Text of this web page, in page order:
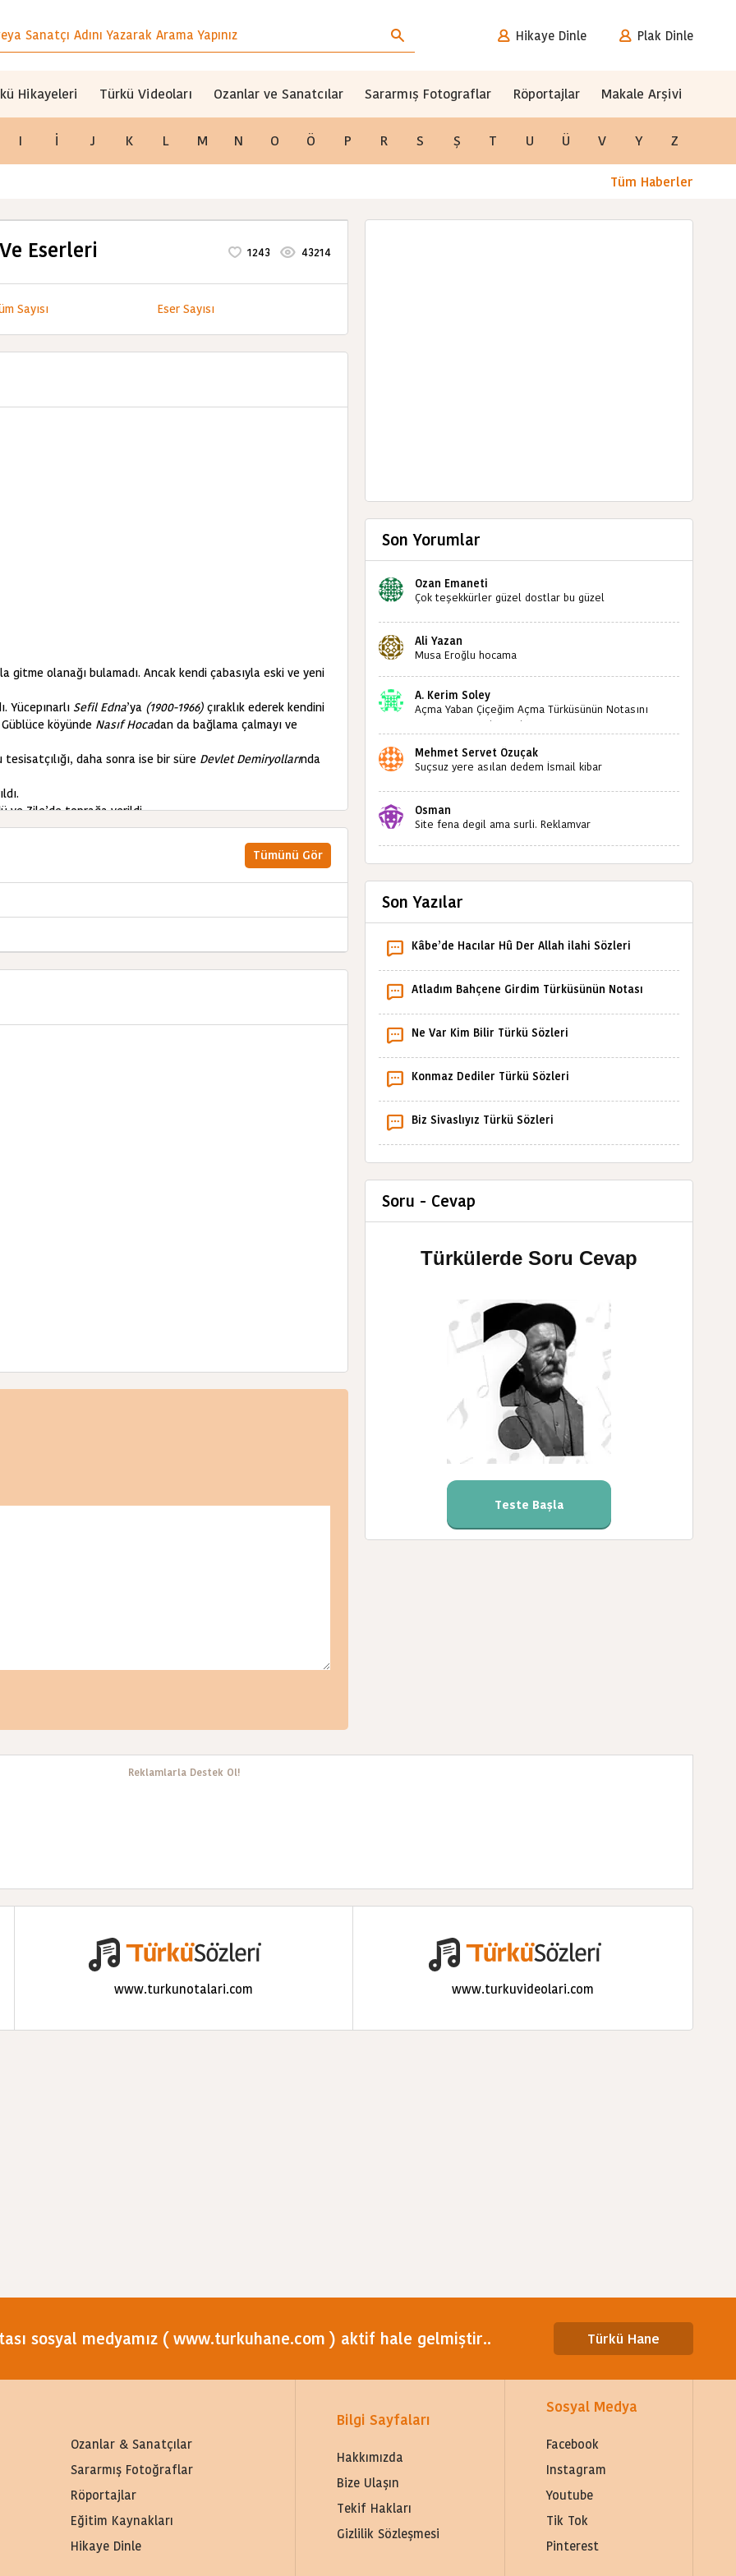
Hikaye Dinle Plak Dinle
Hikayeleri Türkü Videoları Ozanlar ve Sanatcılar Sararmış Fotograflar Röportajlar Makale Arşivi
I İ J K L M N O Ö P R S Ş T U Ü V Y Z
Tüm Haberler
Eserleri 1243 43214
Sayısı Eser Sayısı
gitme olanağı bulamadı. Ancak kendi çabasıyla eski ve yeni
Yücepınarlı Sefil Edna’ya (1900-1966) çıraklık ederek kendini
köyünde Nasıf Hocadan da bağlama çalmayı ve
daha sonra ise bir süre Devlet Demiryollarında
ve Zile’de toprağa verildi.
tarafından hazırlanan »Aşık Remzani Yaşamı, Sanatı, Şiirleri
Tümünü Gör
Son Yorumlar
Ozan Emaneti
Çok teşekkürler güzel dostlar bu güzel
sizlerin sayesinde türkülerimiz ölmeyecektir tekrar
teşekkürler saygılarımla
Ali Yazan
Musa Eroğlu hocama
A. Kerim Soley
Açma Yaban Çiçeğim Açma Türküsünün Notasını
Bulabilir miyiz ?İlginiz İçin Şimdiden Teşekkürler.
Mehmet Servet Özuçak
Suçsuz yere asılan dedem İsmail kibar
Osman
Site fena degil ama surli. Reklamvar
Son Yazılar
Kâbe’de Hacılar Hû Der Allah ilahi Sözleri
Atladım Bahçene Girdim Türküsünün Notası
Ne Var Kim Bilir Türkü Sözleri
Konmaz Dediler Türkü Sözleri
Biz Sivaslıyız Türkü Sözleri
Soru - Cevap
Türkülerde Soru Cevap
Teste Başla
Reklamlarla Destek Ol!
www.turkunotalari.com www.turkuvideolari.com
sosyal medyamız ( www.turkuhane.com ) aktif hale gelmiştir.. Türkü Hane
Ozanlar & Sanatçılar
Sararmış Fotoğraflar
Röportajlar
Eğitim Kaynakları
Hikaye Dinle
Bilgi Sayfaları
Hakkımızda
Bize Ulaşın
Tekif Hakları
Gizlilik Sözleşmesi
Sosyal Medya
Facebook
Instagram
Youtube
Tik Tok
Pinterest